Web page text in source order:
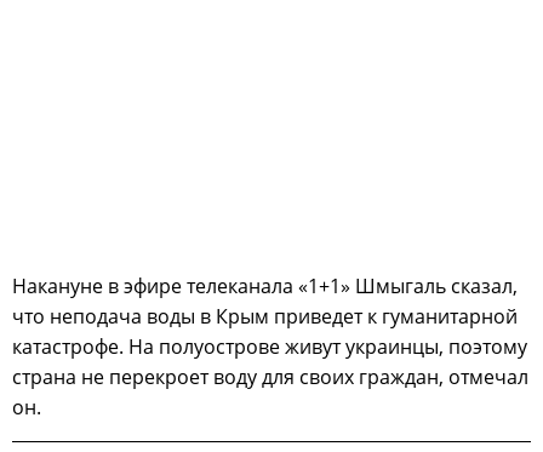
Накануне в эфире телеканала «1+1» Шмыгаль сказал,
что неподача воды в Крым приведет к гуманитарной
катастрофе. На полуострове живут украинцы, поэтому
страна не перекроет воду для своих граждан, отмечал
он.